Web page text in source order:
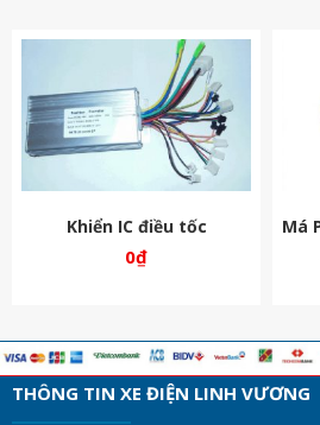
Khiển IC điều tốc
0₫
THÔNG TIN XE ĐIỆN LINH VƯƠNG